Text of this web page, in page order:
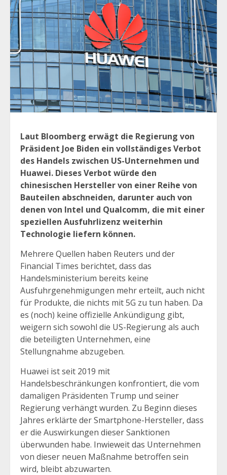
Laut Bloomberg erwägt die Regierung von
Präsident Joe Biden ein vollständiges Verbot
des Handels zwischen US-Unternehmen und
Huawei. Dieses Verbot würde den
chinesischen Hersteller von einer Reihe von
Bauteilen abschneiden, darunter auch von
denen von Intel und Qualcomm, die mit einer
speziellen Ausfuhrlizenz weiterhin
Technologie liefern können.
Mehrere Quellen haben Reuters und der
Financial Times berichtet, dass das
Handelsministerium bereits keine
Ausfuhrgenehmigungen mehr erteilt, auch nicht
für Produkte, die nichts mit 5G zu tun haben. Da
es (noch) keine offizielle Ankündigung gibt,
weigern sich sowohl die US-Regierung als auch
die beteiligten Unternehmen, eine
Stellungnahme abzugeben.
Huawei ist seit 2019 mit
Handelsbeschränkungen konfrontiert, die vom
damaligen Präsidenten Trump und seiner
Regierung verhängt wurden. Zu Beginn dieses
Jahres erklärte der Smartphone-Hersteller, dass
er die Auswirkungen dieser Sanktionen
überwunden habe. Inwieweit das Unternehmen
von dieser neuen Maßnahme betroffen sein
wird, bleibt abzuwarten.